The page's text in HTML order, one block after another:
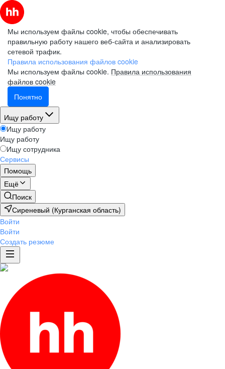
Мы используем файлы cookie, чтобы обеспечивать
правильную работу нашего веб-сайта и анализировать
сетевой трафик.
Правила использования файлов cookie
Мы используем файлы cookie. Правила использования
файлов cookie
Понятно
Ищу работу
Ищу работу
Ищу работу
Ищу сотрудника
Сервисы
Помощь
Ещё
Поиск
Сиреневый (Курганская область)
Войти
Войти
Создать резюме